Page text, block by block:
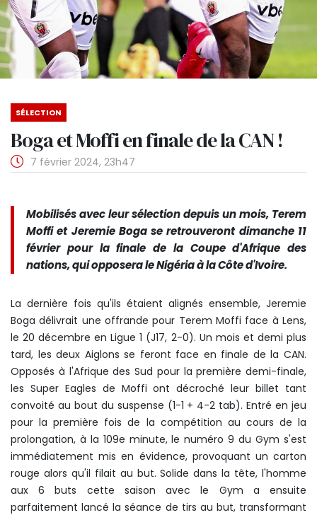
SÉLECTION
Boga et Moffi en finale de la CAN !
7 février 2024, 23h47
Mobilisés avec leur sélection depuis un mois, Terem
Moffi et Jeremie Boga se retrouveront dimanche 11
février pour la finale de la Coupe d'Afrique des
nations, qui opposera le Nigéria à la Côte d'Ivoire.
La dernière fois qu'ils étaient alignés ensemble, Jeremie
Boga délivrait une offrande pour Terem Moffi face à Lens,
le 20 décembre en Ligue 1 (J17, 2-0). Un mois et demi plus
tard, les deux Aiglons se feront face en finale de la CAN.
Opposés à l'Afrique des Sud pour la première demi-finale,
les Super Eagles de Moffi ont décroché leur billet tant
convoité au bout du suspense (1-1 + 4-2 tab). Entré en jeu
pour la première fois de la compétition au cours de la
prolongation, à la 109e minute, le numéro 9 du Gym s'est
immédiatement mis en évidence, provoquant un carton
rouge alors qu'il filait au but. Solide dans la tête, l'homme
aux 6 buts cette saison avec le Gym a ensuite
parfaitement lancé la séance de tirs au but, transformant